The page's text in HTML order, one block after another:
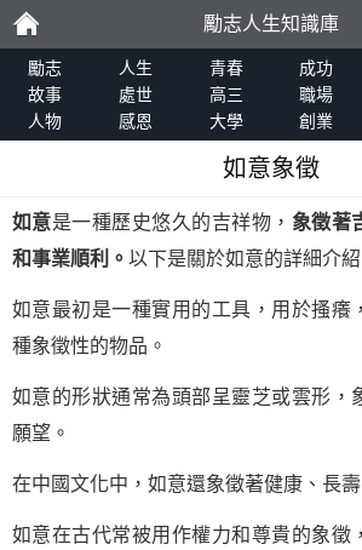
勵
志
勵志人生知識庫
勵志 人生 青春 成功
故事
處世 高三 職場
人物
感恩 大學 創業
如意象徵
如意是一種歷史悠久的吉祥物， 象徵著
和事業順利。 以下是關於如意的詳細介紹
如意最初是一種實用的工具，用於搔癢
種象徵性的物品。
如意的形狀通常為頭部呈靈芝或雲形，
願望。
在中國文化中，如意還象徵著健康、長
如意在古代常被用作權力和尊貴的象徵